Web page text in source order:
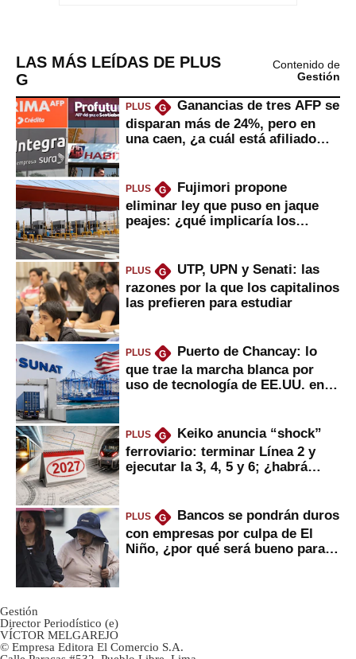
LAS MÁS LEÍDAS DE PLUS
G
Contenido de
Gestión
PLUS G
Ganancias de tres AFP se
disparan más de 24%, pero en
una caen, ¿a cuál está afiliado
PLUS G
Fujimori propone
eliminar ley que puso en jaque
peajes: ¿qué implicaría los
PLUS G
UTP, UPN y Senati: las
razones por la que los capitalinos
las prefieren para estudiar
PLUS G
Puerto de Chancay: lo
que trae la marcha blanca por
uso de tecnología de EE.UU. en
PLUS G
Keiko anuncia “shock”
ferroviario: terminar Línea 2 y
ejecutar la 3, 4, 5 y 6; ¿habrá
PLUS G
Bancos se pondrán duros
con empresas por culpa de El
Niño, ¿por qué será bueno para
Gestión
Director Periodístico (e)
VÍCTOR MELGAREJO
© Empresa Editora El Comercio S.A.